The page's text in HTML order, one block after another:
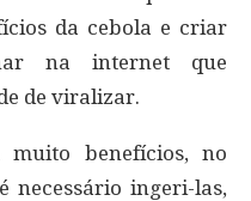
da cebola e criar
na internet que
de viralizar.
muito benefícios, no
necessário ingeri-las,